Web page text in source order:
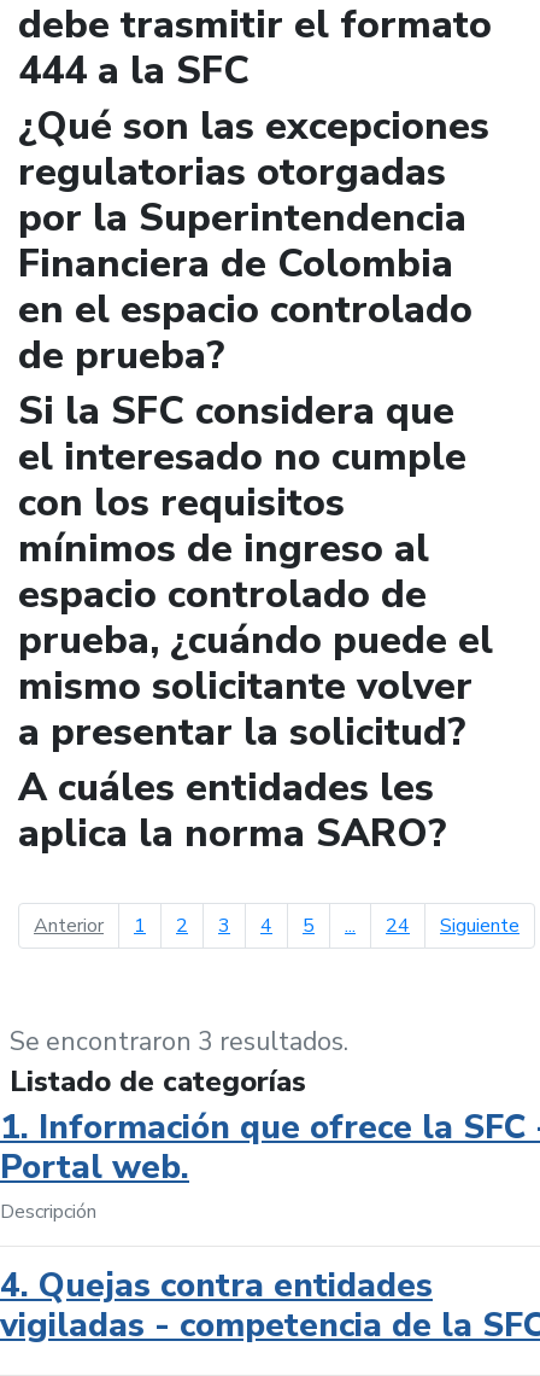
debe trasmitir el formato
444 a la SFC
¿Qué son las excepciones
regulatorias otorgadas
por la Superintendencia
Financiera de Colombia
en el espacio controlado
de prueba?
Si la SFC considera que
el interesado no cumple
con los requisitos
mínimos de ingreso al
espacio controlado de
prueba, ¿cuándo puede el
mismo solicitante volver
a presentar la solicitud?
A cuáles entidades les
aplica la norma SARO?
Anteriorpágina anterior
1 2 3 4 5 ... 24 Siguiente
Se encontraron 3 resultados.
Listado de categorías
1. Información que ofrece la SFC
Portal web.
Descripción
4. Quejas contra entidades
vigiladas - competencia de la